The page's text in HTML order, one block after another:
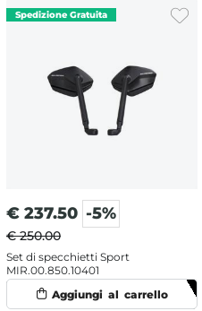
€ 237.50 -5%
€ 250.00
Set di specchietti Sport
MIR.00.850.10401